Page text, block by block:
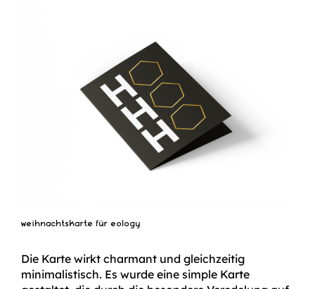
weihnachtskarte für eology
Die Karte wirkt charmant und gleichzeitig
minimalistisch. Es wurde eine simple Karte